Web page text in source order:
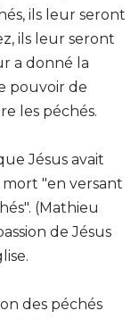
ils leur seront
ils leur seront
a donné la
pouvoir de
les péchés.
Jésus avait
mort "en versant
(Mathieu
de Jésus
des péchés